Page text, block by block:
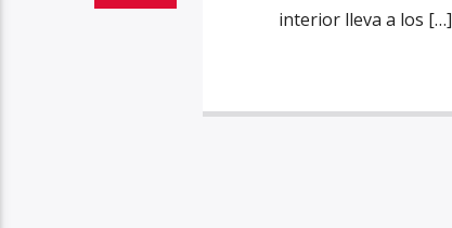
interior lleva a los […]